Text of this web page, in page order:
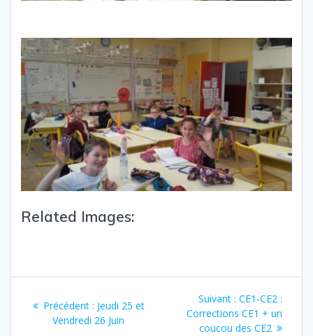
Related Images:
Précédent : Jeudi 25 et
Vendredi 26 Juin
Suivant : CE1-CE2 :
Corrections CE1 + un
coucou des CE2